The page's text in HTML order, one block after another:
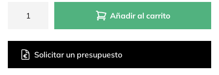
Añadir al carrito
Solicitar un presupuesto